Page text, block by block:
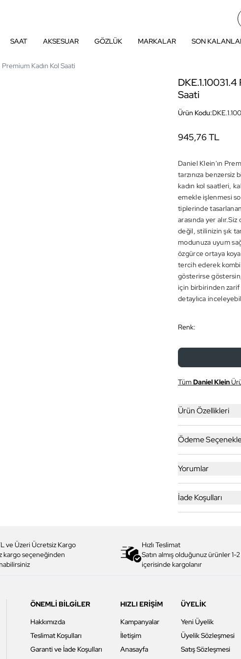
SAAT AKSESUAR GÖZLÜK MARKALAR SON
Premium Kadın Kol Saati
Saati
Ürün Kodu:
945,76 TL
Daniel Klein'ın
tarzınıza
kadın kol saatleri,
emekle işlenmesi
tiplerinde
arasında yer
değil, stilinizin şık
modunuza uyum
özgürce ortaya
tercih ederek
gösterirse
için birbirinden
detaylıca
Renk:
TümDaniel Klein
Ürün Özellikleri
Ödeme
Yorumlar
İade Koşulları
ve Üzeri Ücretsiz Kargo
kargo seçeneğinden
Hızlı Teslimat
Satın almış olduğunuz ürünler 1-
içerisinde kargolanır
ÖNEMLİ BİLGİLER
Hakkımızda
Teslimat Koşulları
Garanti ve İade Koşulları
HIZLI ERİŞİM
Kampanyalar
İletişim
Anasayfa
ÜYELİK
Yeni Üyelik
Üyelik Sözleşmesi
Satış Sözleşmesi